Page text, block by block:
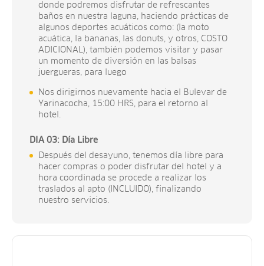
donde podremos disfrutar de refrescantes
baños en nuestra laguna, haciendo prácticas de
algunos deportes acuáticos como: (la moto
acuática, la bananas, las donuts, y otros, COSTO
ADICIONAL), también podemos visitar y pasar
un momento de diversión en las balsas
juergueras, para luego
Nos dirigirnos nuevamente hacia el Bulevar de
Yarinacocha, 15:00 HRS, para el retorno al
hotel.
DIA 03: Día Libre
Después del desayuno, tenemos día libre para
hacer compras o poder disfrutar del hotel y a
hora coordinada se procede a realizar los
traslados al apto (INCLUIDO), finalizando
nuestro servicios.